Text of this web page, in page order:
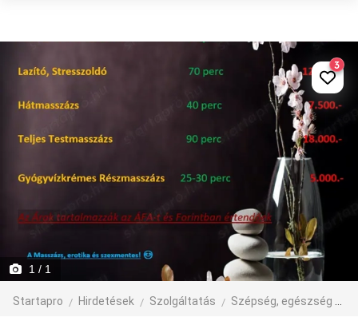
1 / 1
Startapro Hirdetések Szolgáltatás Szépség, egészség
3